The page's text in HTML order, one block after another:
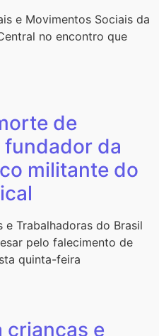
e Movimentos Sociais da
no encontro que
de
fundador da
militante do
Trabalhadoras do Brasil
pelo falecimento de
quinta-feira
crianças e